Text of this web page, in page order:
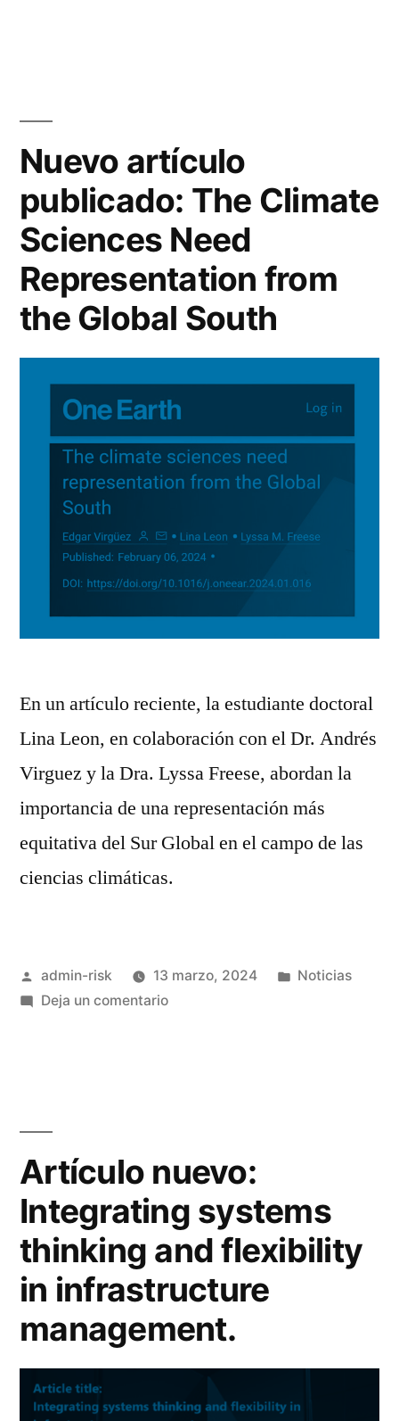
Nuevo artículo
publicado: The Climate
Sciences Need
Representation from
the Global South
En un artículo reciente, la estudiante doctoral
Lina Leon, en colaboración con el Dr. Andrés
Virguez y la Dra. Lyssa Freese, abordan la
importancia de una representación más
equitativa del Sur Global en el campo de las
ciencias climáticas.
admin-risk 13 marzo, 2024
Noticias
Deja un comentario
Artículo nuevo:
Integrating systems
thinking and flexibility
in infrastructure
management.